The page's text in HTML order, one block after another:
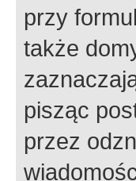
przy
także
pisząc
przez